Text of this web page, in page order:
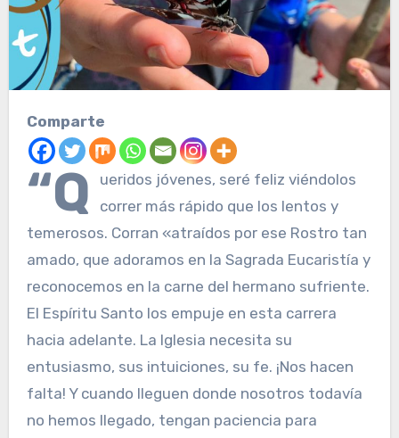
Comparte
“Q
ueridos jóvenes, seré feliz viéndolos
correr más rápido que los lentos y
temerosos. Corran «atraídos por ese Rostro tan
amado, que adoramos en la Sagrada Eucaristía y
reconocemos en la carne del hermano sufriente.
El Espíritu Santo los empuje en esta carrera
hacia adelante. La Iglesia necesita su
entusiasmo, sus intuiciones, su fe. ¡Nos hacen
falta! Y cuando lleguen donde nosotros todavía
no hemos llegado, tengan paciencia para